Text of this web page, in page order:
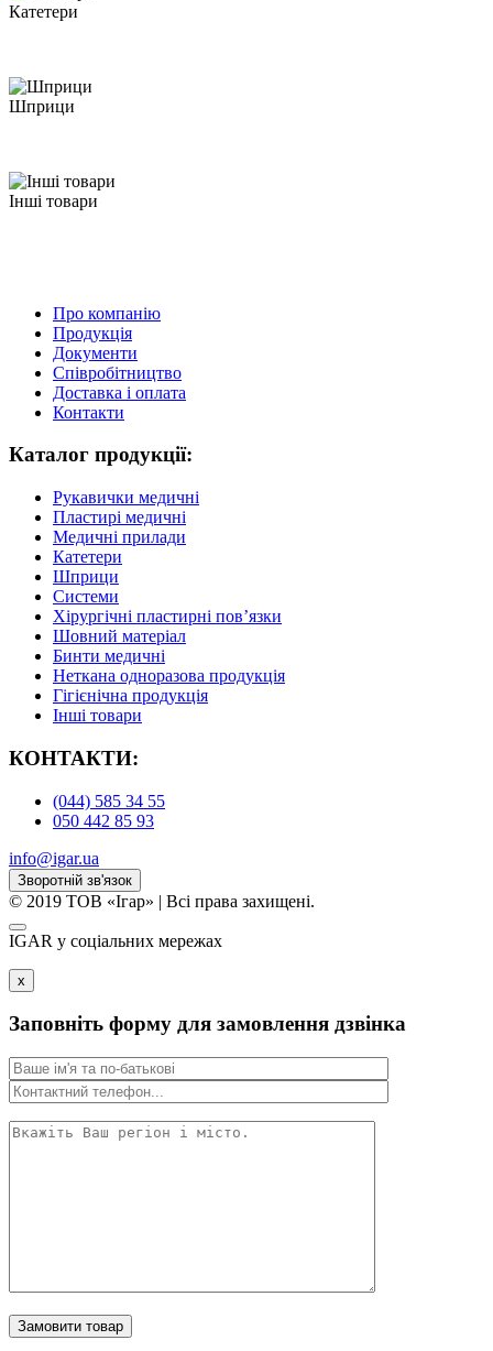
Катетери
Шприци
Iнші товари
Про компанію
Продукція
Документи
Співробітництво
Доставка і оплата
Контакти
Каталог продукції:
Рукавички медичні
Пластирі медичні
Медичні прилади
Катетери
Шприци
Системи
Хірургічні пластирні пов’язки
Шовний матеріал
Бинти медичні
Неткана одноразова продукція
Гігієнічна продукція
Iнші товари
КОНТАКТИ:
(044) 585 34 55
050 442 85 93
info@igar.ua
Зворотній зв'язок
© 2019 ТОВ «Ігар» | Всі права захищені.
IGAR у соцiальних мережах
x
Заповніть форму для замовлення дзвінка